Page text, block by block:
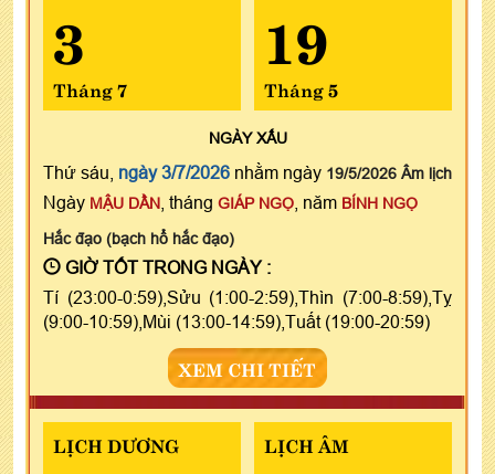
3
Tháng 7
19
Tháng 5
NGÀYXẤU
Thứ sáu, ngày 3/7/2026 nhằm ngày 19/5/2026 Âm lịch
Ngày MẬU DẦN , tháng GIÁP NGỌ , năm BÍNH NGỌ
Hắc đạo (bạch hổ hắc đạo)
GIỜ TỐT TRONG NGÀY :
Tí (23:00-0:59),Sửu (1:00-2:59),Thìn (7:00-8:59),Tỵ
(9:00-10:59),Mùi (13:00-14:59),Tuất (19:00-20:59)
XEM CHI TIẾT
LỊCH DƯƠNG LỊCH ÂM